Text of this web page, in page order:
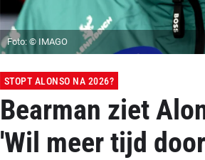
Foto: © IMAGO
STOPT ALONSO NA 2026?
Bearman ziet
'Wil meer tijd